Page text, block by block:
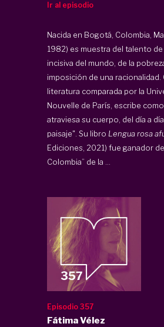
Ir al episodio
Nacida en Bogotá, Colombia,
1982) es muestra del talento de
incisiva del mundo, de la
imposición de una racionalidad.
literatura comparada por la
Nouvelle de París, escribe
atraviesa su cuerpo, del día a
paisaje". Su libro Lengua rosa
Ediciones, 2021) fue ganador
Colombia” de la ...
Episodio 357
Fátima Vélez